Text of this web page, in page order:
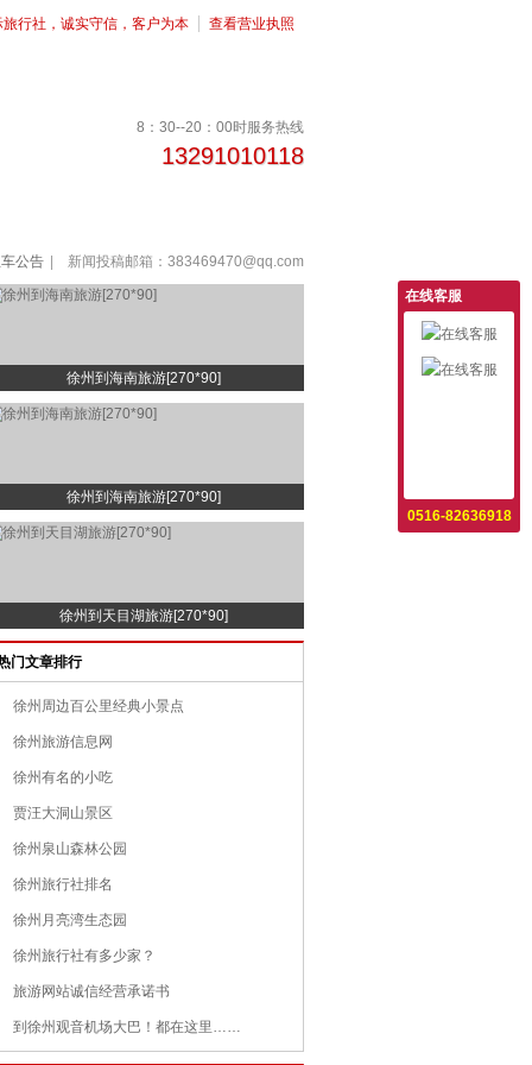
行社，诚实守信，客户为本 查看营业执照
8：30--20：00时服务热线
13291010118
新闻投稿邮箱： 383469470@qq.com
公告
徐州到海南旅游[270*90]
徐州到海南旅游[270*90]
徐州到天目湖旅游[270*90]
门文章排行
徐州周边百公里经典小景点
徐州旅游信息网
徐州有名的小吃
贾汪大洞山景区
徐州泉山森林公园
徐州旅行社排名
徐州月亮湾生态园
徐州旅行社有多少家？
旅游网站诚信经营承诺书
到徐州观音机场大巴！都在这里……
在线客服
0516-82636918